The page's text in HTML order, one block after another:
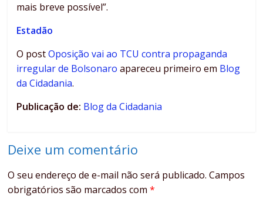
mais breve possível”.
Estadão
O postOposição vai ao TCU contra propaganda
irregular de Bolsonaro apareceu primeiro em Blog
da Cidadania.
Publicação de: Blog da Cidadania
Deixe um comentário
O seu endereço de e-mail não será publicado. Campos
obrigatórios são marcados com*